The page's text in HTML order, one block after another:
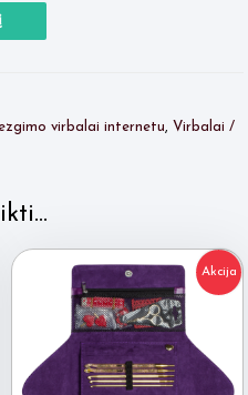
virbalai internetu, Virbalai /
Akcija